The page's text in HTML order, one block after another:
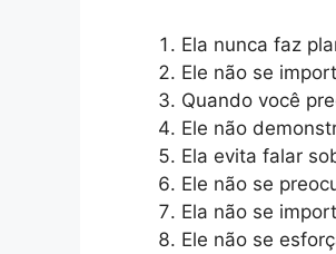
Ela nunca faz
Ele não se
Quando você
Ele não
Ela evita falar
Ele não se
Ela não se
Ele não se